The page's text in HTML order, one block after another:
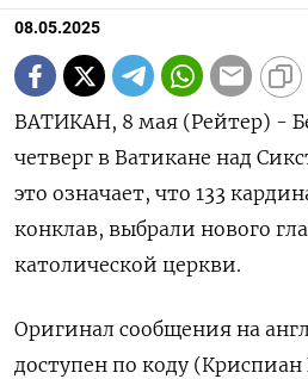
08.05.2025
ВАТИКАН, 8 мая (Рейтер) -
четверг в Ватикане над
это означает, что 133
конклав, выбрали нового
католической церкви.
Оригинал сообщения на
доступен по коду